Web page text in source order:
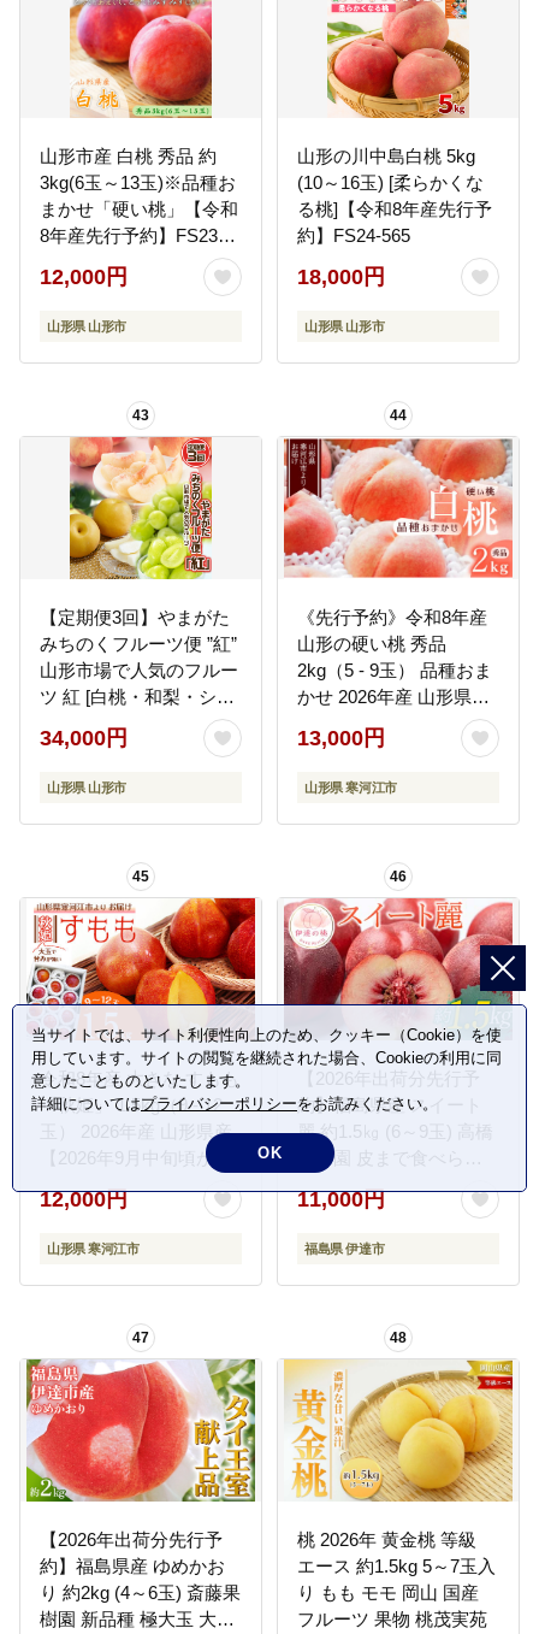
山形市産 白桃 秀品 約
3kg(6玉～13玉)※品種お
まかせ「硬い桃」【令和
8年産先行予約】FS23-
12,000円
山形県 山形市
山形の川中島白桃 5kg
(10～16玉) [柔らかくな
る桃]【令和8年産先行予
約】FS24-565
18,000円
山形県 山形市
43
【定期便3回】やまがた
みちのくフルーツ便 ”紅”
山形市場で人気のフルー
ツ 紅 [白桃・和梨・シャ
インマスカット]フルー
ツ フルーツ定期便 くだ
もの 果物 もも 桃 なし
2025年産 【令和8年産先
34,000円
山形県 山形市
44
《先行予約》令和8年産
山形の硬い桃 秀品
2kg（5 - 9玉） 品種おま
かせ 2026年産 山形県産
【2026年8月中旬頃から
9月下旬頃発送予定】※
配送不可 沖縄・離島
13,000円
山形県 寒河江市
45
令和8年産 大きな すもも
「秋姫」 1.5kg（9 - 12
玉） 2026年産 山形県産
【2026年9月中旬頃から
送不可 沖縄・離島
012-B-MM020
12,000円
山形県 寒河江市
46
【2026年出荷分先行予
約】福島県産 スイート
麗 約1.5㎏ (6～9玉) 高橋
もも園 皮まで食べられ
ルーツ 果物 もも モモ
momo F20C-149
11,000円
福島県 伊達市
47
【2026年出荷分先行予
約】福島県産 ゆめかお
り 約2kg (4～6玉) 斎藤果
樹園 新品種 極大玉 大き
48
桃 2026年 黄金桃 等級
エース 約1.5kg 5～7玉入
り もも モモ 岡山 国産
フルーツ 果物 桃茂実苑
当サイトでは、サイト利便性向上のため、クッキー（Cookie）を使
用しています。サイトの閲覧を継続された場合、Cookieの利用に同
意したことものといたします。
詳細についてはプライバシーポリシーをお読みください。
OK